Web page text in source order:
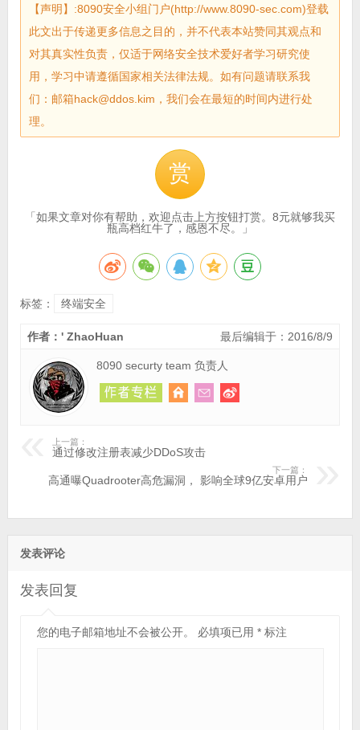
【声明】:8090安全小组门户(http://www.8090-sec.com)登载
此文出于传递更多信息之目的，并不代表本站赞同其观点和
对其真实性负责，仅适于网络安全技术爱好者学习研究使
用，学习中请遵循国家相关法律法规。如有问题请联系我
们：邮箱hack@ddos.kim，我们会在最短的时间内进行处
理。
赏
「如果文章对你有帮助，欢迎点击上方按钮打赏。8元就够我买
瓶高档红牛了，感恩不尽。」
标签： 终端安全
最后编辑于：2016/8/9
作者：' ZhaoHuan
8090 securty team 负责人
上一篇：
通过修改注册表减少DDoS攻击
下一篇：
高通曝Quadrooter高危漏洞， 影响全球9亿安卓用户
发表评论
发表回复
您的电子邮箱地址不会被公开。 必填项已用 *标注